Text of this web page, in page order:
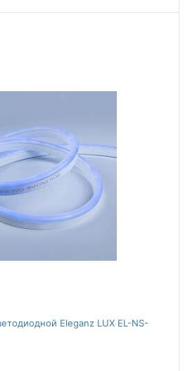
Eleganz LUX EL-NS-